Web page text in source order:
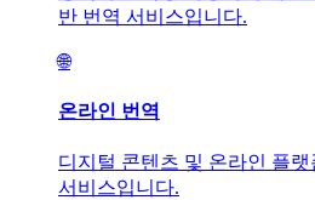
반 번역 서비스입니다.
🌐
온라인 번역
디지털 콘텐츠 및 온라인 플
서비스입니다.